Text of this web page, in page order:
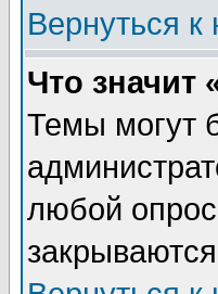
Вернуться к
Что значит
Темы могут
любой